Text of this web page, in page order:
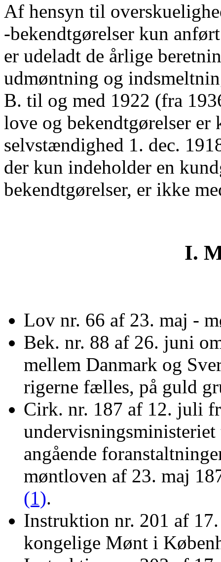
Af hensyn til
-bekendtgørelser kun
er udeladt de årlige
udmøntning og
B. til og med 1922 (fra
love og bekendtgørelser
selvstændighed 1. dec.
der kun indeholder en
bekendtgørelser, er ikke
I.
Lov nr. 66 af 23. maj -
Bek. nr. 88 af 26. juni
mellem Danmark og
rigerne fælles, på guld
Cirk. nr. 187 af 12. juli
angående
møntloven af 23. maj
(1).
Instruktion nr. 201 af
kongelige Mønt i